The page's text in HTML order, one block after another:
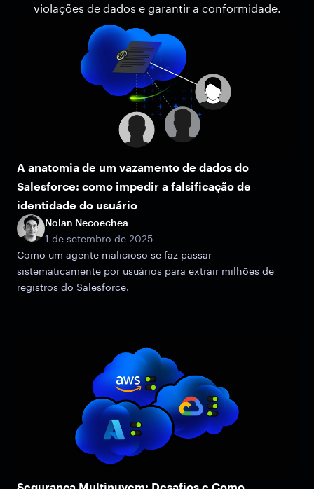
violações de dados e garantir a conformidade.
A anatomia de um vazamento de dados do
Salesforce: como impedir a falsificação de
identidade do usuário
Nolan Necoechea
1 de setembro de 2025
Como um agente malicioso se faz passar
sistematicamente por usuários para extrair milhões de
registros do Salesforce.